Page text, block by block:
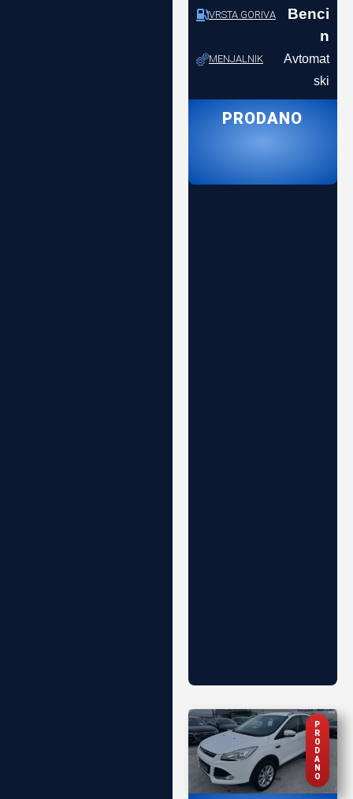
VRSTA GORIVA
Benci
n
MENJALNIK
Avtomat
ski
PRODANO
P
R
O
D
A
N
O